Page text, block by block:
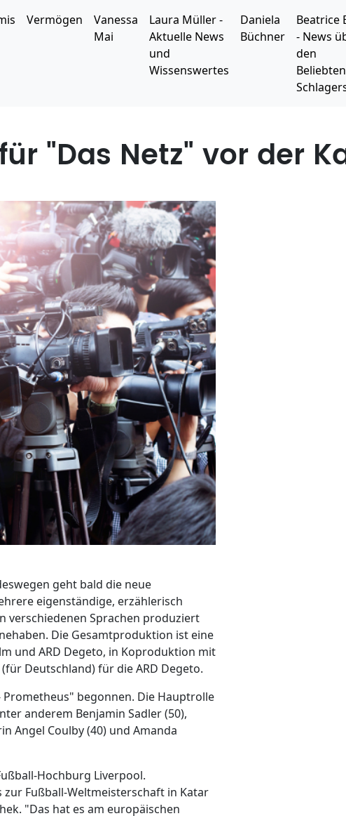
Vermögen
Vanessa
Mai
Laura Müller -
Aktuelle News
und
Wissenswertes
Daniela
Büchner
Beatrice
- News
den
Beliebten
"Das Netz" vor der
geht bald die neue
eigenständige, erzählerisch
verschiedenen Sprachen produziert
Die Gesamtproduktion ist eine
und ARD Degeto, in Koproduktion mit
Deutschland) für die ARD Degeto.
begonnen. Die Hauptrolle
anderem Benjamin Sadler (50),
Angel Coulby (40) und Amanda
Hochburg Liverpool.
Fußball-Weltmeisterschaft in Katar
"Das hat es am europäischen